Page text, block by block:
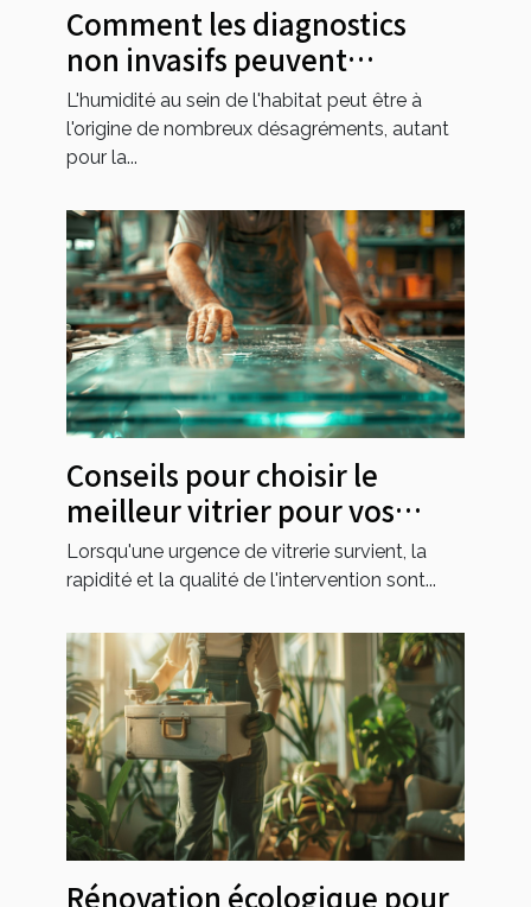
Comment les diagnostics
non invasifs peuvent
protéger votre domicile de
l'humidité
L'humidité au sein de l'habitat peut être à
l'origine de nombreux désagréments, autant
pour la...
Conseils pour choisir le
meilleur vitrier pour vos
urgences de vitrerie
Lorsqu'une urgence de vitrerie survient, la
rapidité et la qualité de l'intervention sont...
Rénovation écologique pour